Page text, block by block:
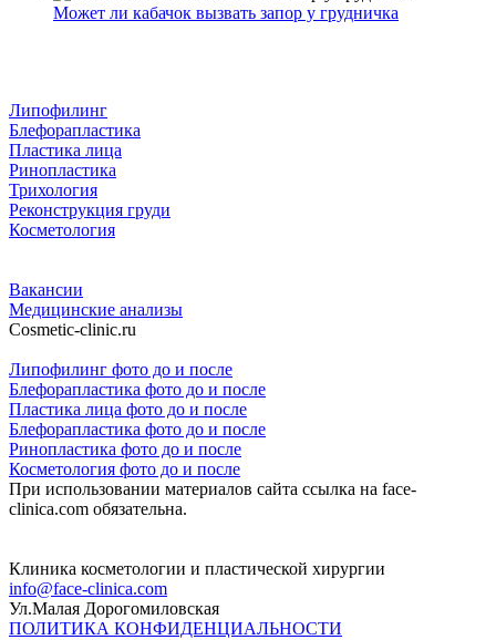
Может ли кабачок вызвать запор у грудничка
Липофилинг
Блефорапластика
Пластика лица
Ринопластика
Трихология
Реконструкция груди
Косметология
Вакансии
Медицинские анализы
Cosmetic-clinic.ru
Липофилинг фото до и после
Блефорапластика фото до и после
Пластика лица фото до и после
Блефорапластика фото до и после
Ринопластика фото до и после
Косметология фото до и после
При использовании материалов сайта ссылка на face-
clinica.com обязательна.
Клиника косметологии и пластической хирургии
info@face-clinica.com
Ул.Малая Дорогомиловская
ПОЛИТИКА КОНФИДЕНЦИАЛЬНОСТИ